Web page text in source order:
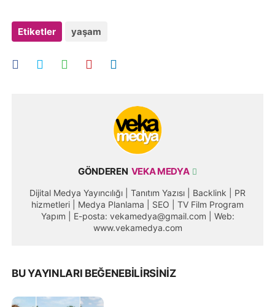
Etiketler yaşam
GÖNDEREN VEKA MEDYA
Dijital Medya Yayıncılığı | Tanıtım Yazısı | Backlink | PR
hizmetleri | Medya Planlama | SEO | TV Film Program
Yapım | E-posta: vekamedya@gmail.com | Web:
www.vekamedya.com
BU YAYINLARI BEĞENEBILIRSINIZ